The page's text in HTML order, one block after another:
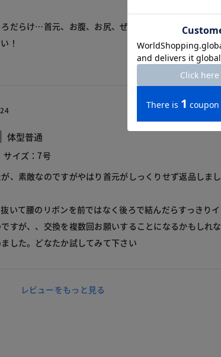
だらけ…首元、お腹、お尻、ぜーんぶ格好良く隠れま
！
体型普通
サイズ：7号
、素敵なのですがやはり首元がしっくりせず返品しまし
いて腰のリボンを前ではなく後ろで結んだらすっきりイ
すが、、交換を複数回お願いすることになるかもしれな
した。どなたか試してみて下さい
レビューをもっと見る